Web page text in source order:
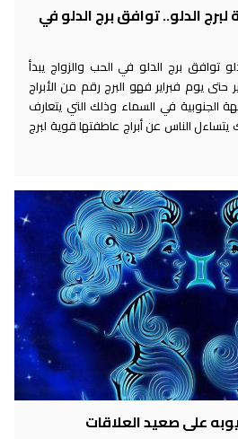
لبرج الدلو.. توافق برج الدلو في
توافق برج الدلو في الحب والزواج يبدأ
حتى يوم فبراير فهو البرج رقم من الأبراج
الجنوبية في السماء وذلك التي يتعارف
الناس عن أبراج عاطفتها قوية لبرج
على صعيد العلاقات